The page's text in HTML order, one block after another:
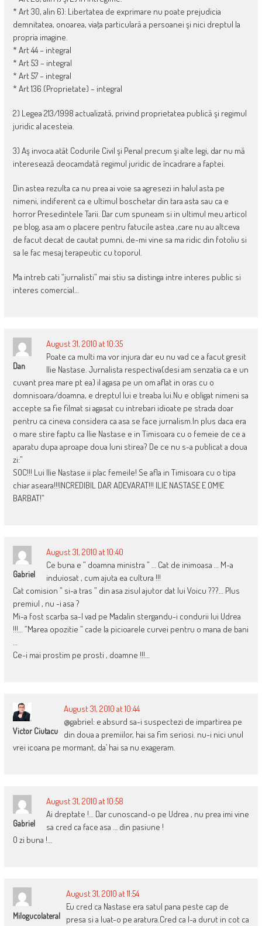
* Art 30, alin 6): Libertatea de exprimare nu poate prejudicia
demnitatea, onoarea, viaţa particulară a persoanei şi nici dreptul la
propria imagine.
* Art 44 – integral
* Art 53 – integral
* Art 57 – integral
* Art 136 (Proprietate) – integral
2) Legea 213/1998 actualizată, privind proprietatea publică şi regimul
juridic al acesteia.
3) Aş invoca atât Codurile Civil şi Penal precum şi alte legi, dar nu mă
interesează deocamdată regimul juridic de încadrare a faptei.
Din astea rezulta ca nu prea ai voie sa agresezi in halul asta pe
nimeni, indiferent ca e ultimul boschetar din tara asta sau ca e
horror Presedintele Tarii. Dar cum spuneam si in ultimul meu articol
pe blog, asa am o placere pentru fatucile astea ,care nu au altceva
de facut decat de cautat pumni, de-mi vine sa ma ridic din fotoliu si
sa le fac mesaj terapeutic cu toporul.
Ma intreb cati “jurnalisti” mai stiu sa distinga intre interes public si
interes comercial…
Dan
August 31, 2010 at 10:35
Poate ca multi ma vor injura dar eu nu vad ce a facut gresit
Ilie Nastase. Jurnalista respectiva(desi am senzatia ca e un
cuvant prea mare pt ea) il agasa pe un om aflat in oras cu o
domnisoara/doamna, e dreptul lui e treaba lui.Nu e obligat nimeni sa
accepte sa fie filmat si agasat cu intrebari idioate pe strada doar
pentru ca cineva considera ca asa se face jurnalism.In plus daca era
o mare stire faptu ca Ilie Nastase e in Timisoara cu o femeie de ce a
aparatu dupa aproape doua luni stirea? De ce nu s-a publicat a doua
zi:”
SOC!!! Lui Ilie Nastase ii plac femeile! Se afla in Timisoara cu o tipa
chiar aseara!!!INCREDIBIL DAR ADEVARAT!!! ILIE NASTASE E OM!E
BARBAT!”
Gabriel
August 31, 2010 at 10:40
Ce buna e ” doamna ministra ” … Cat de inimoasa … M-a
induiosat , cum ajuta ea cultura !!!
Cat comision ” si-a tras ” din asa zisul ajutor dat lui Voicu ???… Plus
premiul , nu -i asa ?
Mi-a fost scarba sa-l vad pe Madalin stergandu-i condurii lui Udrea
!!!… ”Marea opozitie ” cade la picioarele curvei pentru o mana de bani
…
Ce-i mai prostim pe prosti , doamne !!!…
Victor Ciutacu
August 31, 2010 at 10:44
@gabriel: e absurd sa-i suspectezi de impartirea pe
din doua a premiilor, hai sa fim seriosi. nu-i nici unul
vrei icoana pe mormant, da’ hai sa nu exageram.
Gabriel
August 31, 2010 at 10:58
Ai dreptate !… Dar cunoscand-o pe Udrea , nu prea imi vine
sa cred ca face asa … din pasiune !
O zi buna !…
Milogucolateral
August 31, 2010 at 11:54
Eu cred ca Nastase era satul pana peste cap de
presa si a luat-o pe aratura.Cred ca l-a durut in cot ca